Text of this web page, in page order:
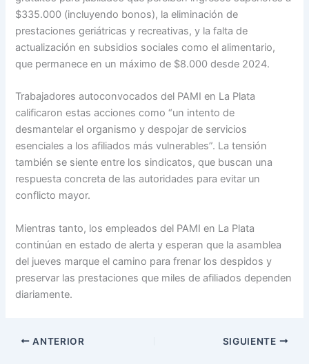
$335.000 (incluyendo bonos), la eliminación de
prestaciones geriátricas y recreativas, y la falta de
actualización en subsidios sociales como el alimentario,
que permanece en un máximo de $8.000 desde 2024.
Trabajadores autoconvocados del PAMI en La Plata
calificaron estas acciones como “un intento de
desmantelar el organismo y despojar de servicios
esenciales a los afiliados más vulnerables”. La tensión
también se siente entre los sindicatos, que buscan una
respuesta concreta de las autoridades para evitar un
conflicto mayor.
Mientras tanto, los empleados del PAMI en La Plata
continúan en estado de alerta y esperan que la asamblea
del jueves marque el camino para frenar los despidos y
preservar las prestaciones que miles de afiliados dependen
diariamente.
ANTERIOR SIGUIENTE